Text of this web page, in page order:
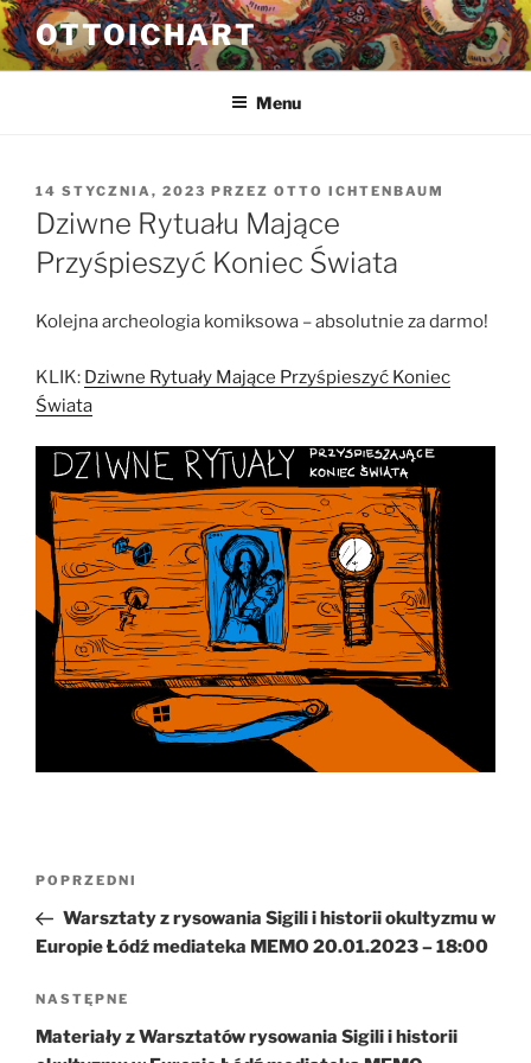
Przejdź
do
treści
OTTOICHART
Menu
OPUBLIKOWANE
W
14 STYCZNIA, 2023 PRZEZ OTTO ICHTENBAUM
Dziwne Rytuału Mające
Przyśpieszyć Koniec Świata
Kolejna archeologia komiksowa – absolutnie za darmo!
KLIK: Dziwne Rytuały Mające Przyśpieszyć Koniec
Świata
Nawigacja
Poprzedni
wpis
POPRZEDNI
Warsztaty z rysowania Sigili i historii okultyzmu w
Europie Łódź mediateka MEMO 20.01.2023 – 18:00
Następny
wpis
NASTĘPNE
Materiały z Warsztatów rysowania Sigili i historii